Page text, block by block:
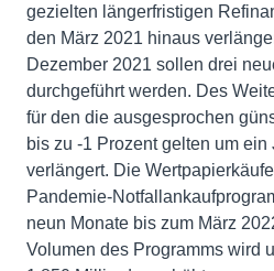
gezielten längerfristigen
den März 2021 hinaus
Dezember 2021 sollen drei
durchgeführt werden. Des
für den die ausgesprochen
bis zu -1 Prozent gelten um
verlängert. Die
Pandemie-
neun Monate bis zum März
Volumen des Programms wird